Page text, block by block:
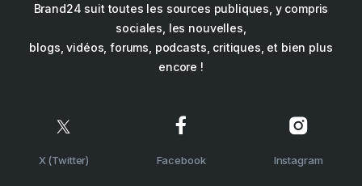
Brand24 suit toutes les sources publiques, y compris
sociales, les nouvelles,
blogs, vidéos, forums, podcasts, critiques, et bien plus
encore !
X (Twitter) Facebook Instagram